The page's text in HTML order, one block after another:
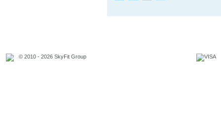
© 2010 - 2026 SkyFit Group